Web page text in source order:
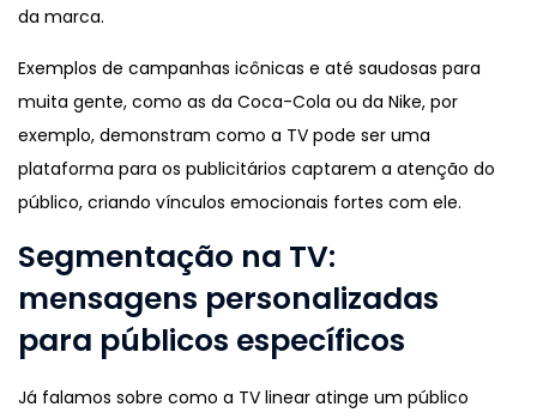
da marca.
Exemplos de campanhas icônicas e até saudosas para
muita gente, como as da Coca-Cola ou da Nike, por
exemplo, demonstram como a TV pode ser uma
plataforma para os publicitários captarem a atenção do
público, criando vínculos emocionais fortes com ele.
Segmentação na TV:
mensagens personalizadas
para públicos específicos
Já falamos sobre como a TV linear atinge um público